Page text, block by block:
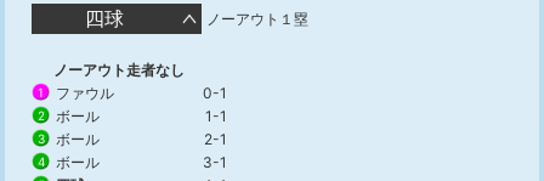
四球 ノーアウト１塁
ノーアウト走者なし
1 ファウル 0-1
2 ボール 1-1
3 ボール 2-1
4 ボール 3-1